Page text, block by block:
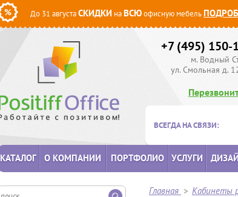
До 31 августаСКИДКИ наВСЮофисную мебель
+7 (495) 150-
м. Водный
ул. Смольная д.
ВСЕГДА НА СВЯЗИ:
КАТАЛОГ О КОМПАНИИ ПОРТФОЛИО УСЛУГИ
Главная > Кабинеты